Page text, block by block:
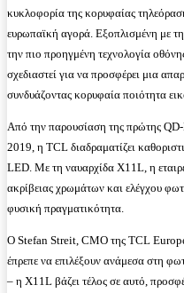
κυκλοφορία της κορυφαίας
ευρωπαϊκή αγορά. Εξοπλισμένη με
την πιο προηγμένη τεχνολογία
σχεδιαστεί για να προσφέρει μια
συνδυάζοντας κορυφαία ποιότητα
Από την παρουσίαση της πρώτης
2019, η TCL διαδραματίζει
LED. Με τη ναυαρχίδα X11L, η
ακρίβειας χρωμάτων και ελέγχου
φυσική πραγματικότητα.
Ο Stefan Streit, CMO της TCL
έπρεπε να επιλέξουν ανάμεσα στη
– η X11L βάζει τέλος σε αυτό,